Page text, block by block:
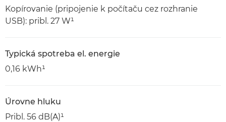
Kopírovanie (pripojenie k počítaču cez rozhranie
USB): pribl. 27 W¹
Typická spotreba el. energie
0,16 kWh¹
Úrovne hluku
Pribl. 56 dB(A)¹